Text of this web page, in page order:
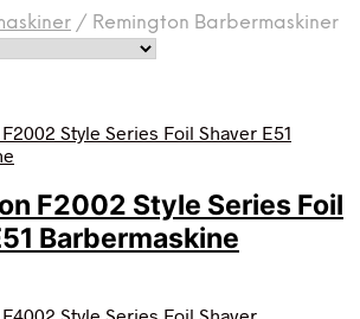
/ Remington Barbermaskiner
F2002 Style Series Foil
Barbermaskine